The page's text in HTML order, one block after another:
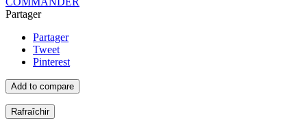
Partager
Partager
Tweet
Pinterest
Add to compare